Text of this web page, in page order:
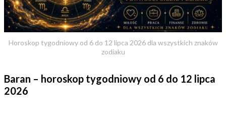
Horoskop tygodniowy od 6 do 12 lipca 2026 dla wszystkich znaków
zodiaku
Baran – horoskop tygodniowy od 6 do 12 lipca
2026